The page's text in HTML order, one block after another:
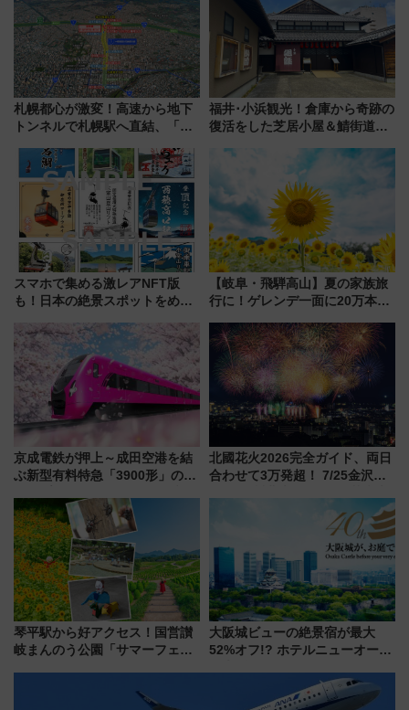
札幌都心が激変！高速から地下
トンネルで札幌駅へ直結、「創
から本格着工、延長4.8km整備
事業の全貌
福井･小浜観光！倉庫から奇跡の
復活をした芝居小屋＆鯖街道の
でBBQ、老舗お酢店ソフトなど
歴史＆グルメ散歩
スマホで集める激レアNFT版
も！日本の絶景スポットをめぐ
ん)」企画がスタート
【岐阜・飛騨高山】夏の家族旅
行に！ゲレンデ一面に20万本の
アひまわり園」開園
京成電鉄が押上～成田空港を結
ぶ新型有料特急「3900形」のコ
募集も実施
北國花火2026完全ガイド、両日
合わせて3万発超！ 7/25金沢大
会の日程・アクセス・観覧席ま
琴平駅から好アクセス！国営讃
岐まんのう公園「サマーフェス
大阪城ビューの絶景宿が最大
52%オフ!? ホテルニューオータ
ール」で秋の関西旅を豪華にす
る方法（8月20日まで！）